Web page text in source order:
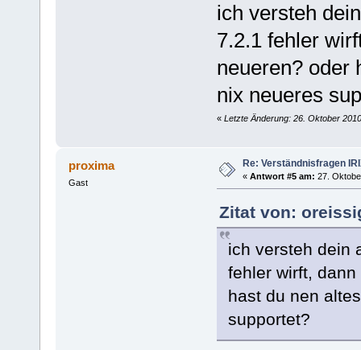
ich versteh
7.2.1 fehler
neueren? oder
nix neueres
« Letzte Änderung: 26. Oktober
proxima
Gast
Re: Verständnisfragen
« Antwort #5 am: 27.
Zitat von:
ich versteh dein
fehler wirft,
hast du nen
supportet?